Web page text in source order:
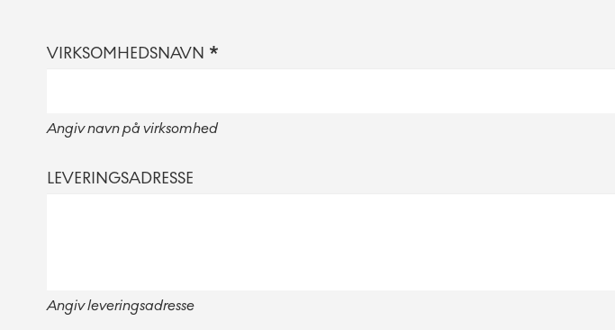
VIRKSOMHEDSNAVN
Angiv navn på virksomhed
LEVERINGSADRESSE
Angiv leveringsadresse